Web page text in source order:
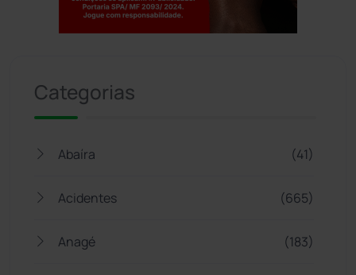
Categorias
Abaíra (41)
Acidentes (665)
Anagé (183)